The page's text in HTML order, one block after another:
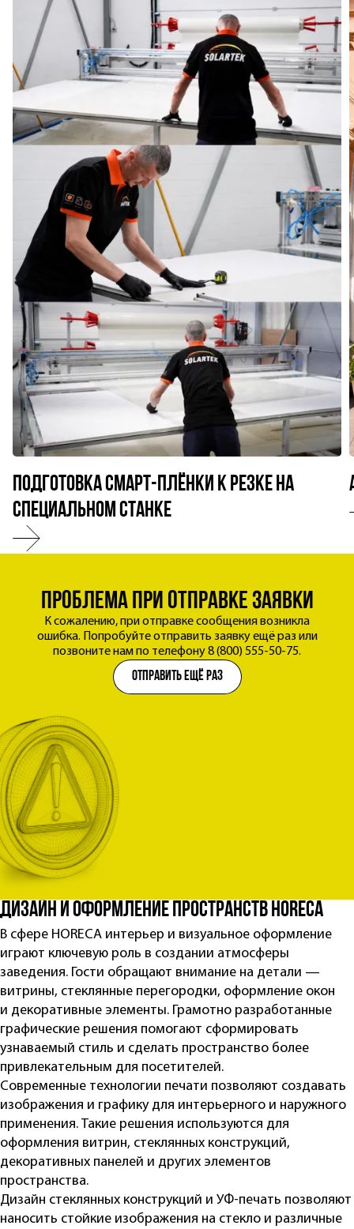
Подготовка смарт-плёнки к резке на
специальном станке
звонок
ОБСУДИМ ВАШУ ЗАДАЧУ
Оставьте контакты - специалист уточнит детали и предложит
подходящее решение.
Телефон
Филиал
Согласен наобработку персональных данных
заявка успешно отправлена
Мы уже обрабатываем заявку и свяжемся с вами
в течение рабочего дня.
проблема при отправке заявки
К сожалению, при отправке сообщения возникла
ошибка. Попробуйте отправить заявку ещё раз или
позвоните нам по телефону 8 (800) 555-50-75.
отправить ещё раз
Дизайн и оформление пространств HORECA
В сфере HORECA интерьер и визуальное оформление
играют ключевую роль в создании атмосферы
заведения. Гости обращают внимание на детали —
витрины, стеклянные перегородки, оформление окон
и декоративные элементы. Грамотно разработанные
графические решения помогают сформировать
узнаваемый стиль и сделать пространство более
привлекательным для посетителей.
Современные технологии печати позволяют создавать
изображения и графику для интерьерного и наружного
применения. Такие решения используются для
оформления витрин, стеклянных конструкций,
декоративных панелей и других элементов
пространства.
Дизайн стеклянных конструкций и УФ-печать позволяют
наносить стойкие изображения на стекло и различные